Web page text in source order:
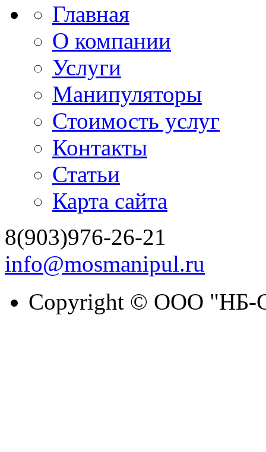
Главная
О компании
Услуги
Манипуляторы
Стоимость услуг
Контакты
Статьи
Карта сайта
8(903)976-26-21
info@mosmanipul.ru
Copyright © ООО "НБ-